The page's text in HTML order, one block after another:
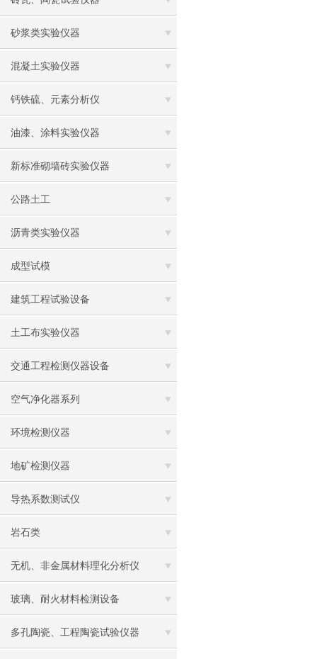
砂浆类实验仪器
混凝土实验仪器
钙铁硫、元素分析仪
油漆、涂料实验仪器
新标准砌墙砖实验仪器
公路土工
沥青类实验仪器
成型试模
建筑工程试验设备
土工布实验仪器
交通工程检测仪器设备
空气净化器系列
环境检测仪器
地矿检测仪器
导热系数测试仪
岩石类
无机、非金属材料理化分析仪
玻璃、耐火材料检测设备
多孔陶瓷、工程陶瓷试验仪器